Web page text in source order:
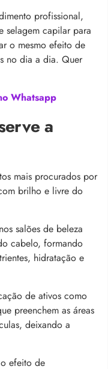
profissional,
selagem capilar para
o mesmo efeito de
no dia a dia. Quer
Whatsapp
a
mais procurados por
brilho e livre do
salões de beleza
cabelo, formando
hidratação e
de ativos como
preenchem as áreas
deixando a
efeito de